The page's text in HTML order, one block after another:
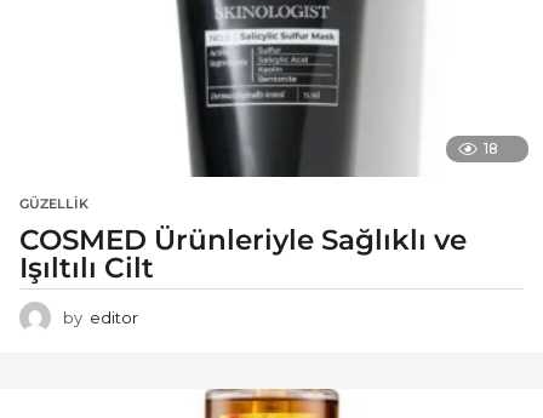
18
GÜZELLIK
COSMED Ürünleriyle Sağlıklı ve
Işıltılı Cilt
by editor